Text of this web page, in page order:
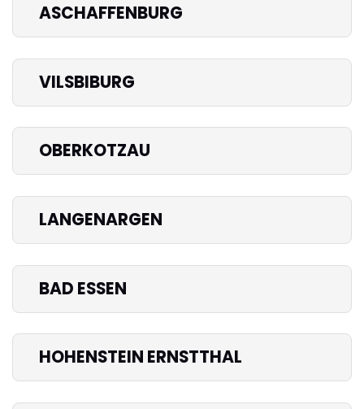
ASCHAFFENBURG
VILSBIBURG
OBERKOTZAU
LANGENARGEN
BAD ESSEN
HOHENSTEIN ERNSTTHAL